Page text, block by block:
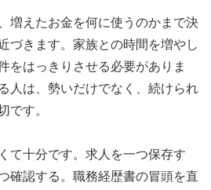
増えたお金を何に使うのかまで決
づきます。家族との時間を増やし
をはっきりさせる必要がありま
人は、勢いだけでなく、続けられ
です。
て十分です。求人を一つ保存す
確認する。職務経歴書の冒頭を直